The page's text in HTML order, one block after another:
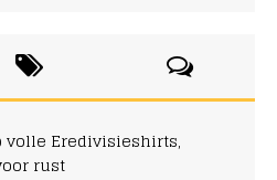
volle Eredivisieshirts,
rust